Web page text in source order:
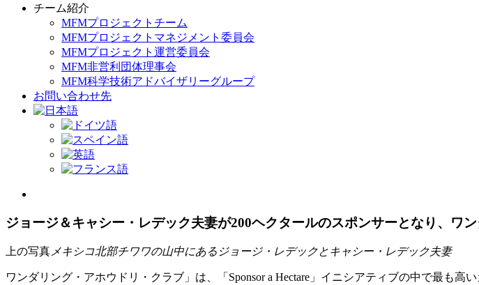
チーム紹介
MFMプロジェクトチーム
MFMプロジェクトマネジメント委員会
MFMプロジェクト運営委員会
MFM非営利団体理事会
MFM科学技術アドバイザリーグループ
お問い合わせ先
Image
ジョージ＆キャシー・レデック夫妻が200ヘクタールのスポンサーとなり、ワ
上の写真メキシコ北部チワワの山中にあるジョージ・レデックとキャシー・レデック夫妻
ワンダリング・アホウドリ・クラブ」は、「Sponsor a Hectare」イニシアティブの中で最も高